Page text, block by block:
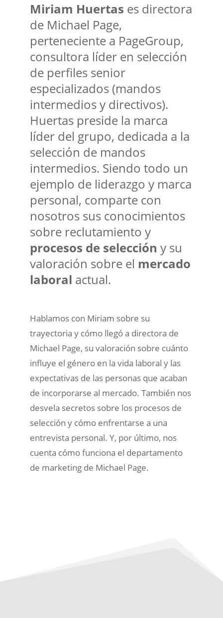
Miriam Huertas es directora
de Michael Page,
perteneciente a PageGroup,
consultora líder en selección
de perfiles senior
especializados (mandos
intermedios y directivos).
Huertas preside la marca
líder del grupo, dedicada a la
selección de mandos
intermedios. Siendo todo un
ejemplo de liderazgo y marca
personal, comparte con
nosotros sus conocimientos
sobre reclutamiento y
procesos de selección y su
valoración sobre el mercado
laboral actual.
Hablamos con Miriam sobre su
trayectoria y cómo llegó a directora de
Michael Page, su valoración sobre cuánto
influye el género en la vida laboral y las
expectativas de las personas que acaban
de incorporarse al mercado. También nos
desvela secretos sobre los procesos de
selección y cómo enfrentarse a una
entrevista personal. Y, por último, nos
cuenta cómo funciona el departamento
de marketing de Michael Page.